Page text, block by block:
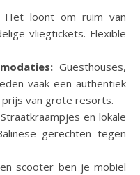
Het loont om ruim van
vliegtickets. Flexible
Guesthouses,
vaak een authentiek
van grote resorts.
Straatkraampjes en lokale
gerechten tegen
scooter ben je mobiel